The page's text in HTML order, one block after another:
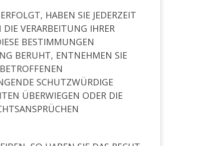
HABEN SIE JEDERZEIT
VERARBEITUNG IHRER
BESTIMMUNGEN
BERUHT, ENTNEHMEN SIE
SCHUTZWÜRDIGE
ÜBERWIEGEN ODER DIE